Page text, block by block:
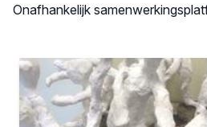
Beschrijving
Onafhankelijk